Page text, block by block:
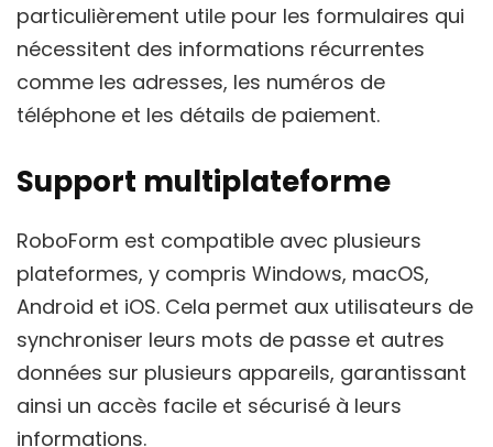
particulièrement utile pour les formulaires qui
nécessitent des informations récurrentes
comme les adresses, les numéros de
téléphone et les détails de paiement.
Support multiplateforme
RoboForm est compatible avec plusieurs
plateformes, y compris Windows, macOS,
Android et iOS. Cela permet aux utilisateurs de
synchroniser leurs mots de passe et autres
données sur plusieurs appareils, garantissant
ainsi un accès facile et sécurisé à leurs
informations.